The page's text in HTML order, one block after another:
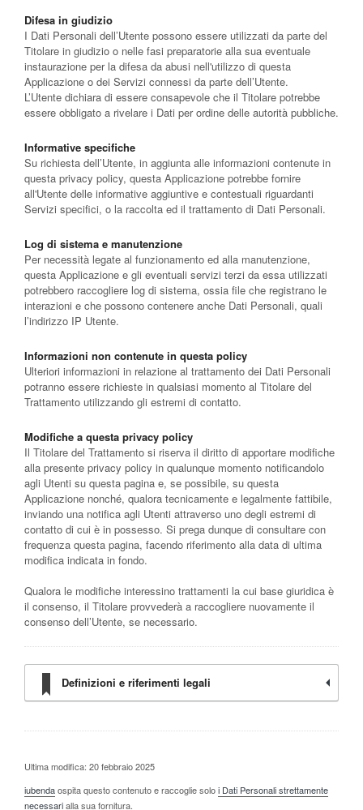
Difesa in giudizio
I Dati Personali dell’Utente possono essere utilizzati da parte del
Titolare in giudizio o nelle fasi preparatorie alla sua eventuale
instaurazione per la difesa da abusi nell'utilizzo di questa
Applicazione o dei Servizi connessi da parte dell’Utente.
L’Utente dichiara di essere consapevole che il Titolare potrebbe
essere obbligato a rivelare i Dati per ordine delle autorità pubbliche.
Informative specifiche
Su richiesta dell’Utente, in aggiunta alle informazioni contenute in
questa privacy policy, questa Applicazione potrebbe fornire
all'Utente delle informative aggiuntive e contestuali riguardanti
Servizi specifici, o la raccolta ed il trattamento di Dati Personali.
Log di sistema e manutenzione
Per necessità legate al funzionamento ed alla manutenzione,
questa Applicazione e gli eventuali servizi terzi da essa utilizzati
potrebbero raccogliere log di sistema, ossia file che registrano le
interazioni e che possono contenere anche Dati Personali, quali
l’indirizzo IP Utente.
Informazioni non contenute in questa policy
Ulteriori informazioni in relazione al trattamento dei Dati Personali
potranno essere richieste in qualsiasi momento al Titolare del
Trattamento utilizzando gli estremi di contatto.
Modifiche a questa privacy policy
Il Titolare del Trattamento si riserva il diritto di apportare modifiche
alla presente privacy policy in qualunque momento notificandolo
agli Utenti su questa pagina e, se possibile, su questa
Applicazione nonché, qualora tecnicamente e legalmente fattibile,
inviando una notifica agli Utenti attraverso uno degli estremi di
contatto di cui è in possesso. Si prega dunque di consultare con
frequenza questa pagina, facendo riferimento alla data di ultima
modifica indicata in fondo.
Qualora le modifiche interessino trattamenti la cui base giuridica è
il consenso, il Titolare provvederà a raccogliere nuovamente il
consenso dell’Utente, se necessario.
Definizioni e riferimenti legali
Ultima modifica: 20 febbraio 2025
iubendaospita questo contenuto e raccoglie soloi Dati Personali strettamente
necessarialla sua fornitura.